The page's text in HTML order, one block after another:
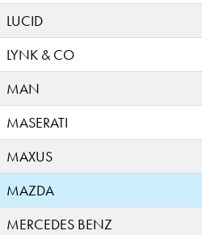
LUCID
LYNK & CO
MAN
MASERATI
MAXUS
MAZDA
MERCEDES BENZ